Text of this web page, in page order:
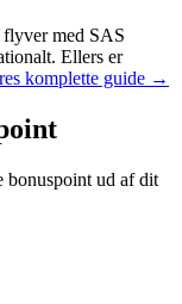
med SAS
Ellers er
komplette guide →
bonuspoint ud af dit